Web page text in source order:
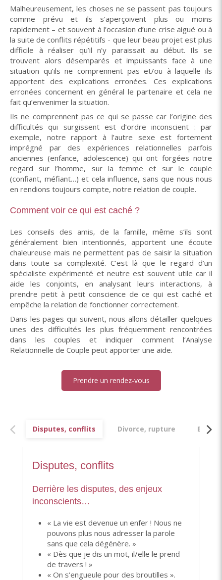
Malheureusement, les choses ne se passent pas toujours
comme prévu et ils s’aperçoivent plus ou moins
rapidement – et souvent à l’occasion d’une crise aiguë ou à
la suite de conflits répétitifs - que leur beau projet est plus
difficile à réaliser qu’il n’y paraissait au début. Ils se
trouvent alors désemparés et impuissants face à une
situation qu’ils ne comprennent pas et/ou à laquelle ils
apportent des explications erronées. Ces explications
erronées concernent en général le partenaire et cela ne
fait qu’envenimer la situation.
Ils ne comprennent pas ce qui se passe car l’origine des
difficultés qui surgissent est d’ordre inconscient : par
exemple, notre rapport à l’autre sexe est fortement
imprégné par des expériences relationnelles parfois
anciennes (enfance, adolescence) qui ont forgées notre
regard sur l’homme, sur la femme et sur le couple
(confiant, méfiant…) et cela influence, sans que nous nous
en rendions toujours compte, notre relation de couple.
Comment voir ce qui est caché ?
Les conseils des amis, de la famille, même s’ils sont
généralement bien intentionnés, apportent une écoute
chaleureuse mais ne permettent pas de saisir la situation
dans toute sa complexité. C’est là que le regard d’un
spécialiste expérimenté et neutre est souvent utile car il
aide les conjoints, en analysant leurs interactions, à
prendre petit à petit conscience de ce qui est caché et
empêche la relation de fonctionner correctement.
Dans les pages qui suivent, nous allons détailler quelques
unes des difficultés les plus fréquemment rencontrées
dans les couples et indiquer comment l’Analyse
Relationnelle de Couple peut apporter une aide.
Prendre un rendez-vous
Disputes, conflits Divorce, rupture
Disputes, conflits
Derrière les disputes, des enjeux
inconscients…
« La vie est devenue un enfer ! Nous ne
pouvons plus nous adresser la parole
sans que cela dégénère. »
« Dès que je dis un mot, il/elle le prend
de travers ! »
« On s’engueule pour des broutilles ».